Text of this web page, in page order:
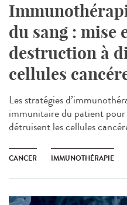
du sang : mise
destruction à
cellules
Les stratégies
immunitaire du patient pour
détruisent les cellules
CANCER IMMUNOTHÉRAPIE